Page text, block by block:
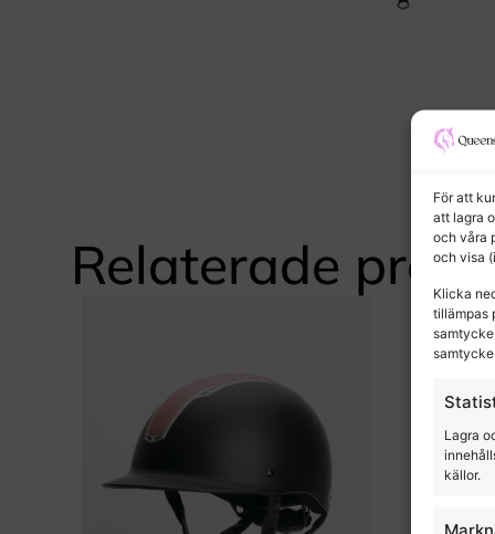
För att
att lagra
och våra
och visa
Klicka
tillämpas
Lagra
källor.
Relaterade